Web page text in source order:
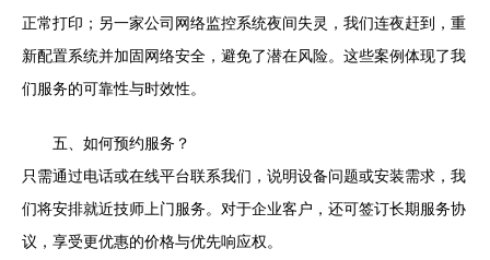
正常打印；另一家公司网络监控系统夜间失灵，我们连夜赶到，重
新配置系统并加固网络安全，避免了潜在风险。这些案例体现了我
们服务的可靠性与时效性。
五、如何预约服务？
只需通过电话或在线平台联系我们，说明设备问题或安装需求，我
们将安排就近技师上门服务。对于企业客户，还可签订长期服务协
议，享受更优惠的价格与优先响应权。